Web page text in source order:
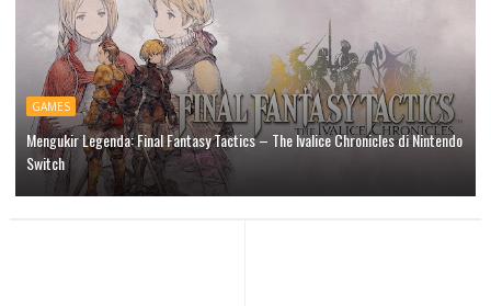
GAMES
Mengukir Legenda: Final Fantasy Tactics – The Ivalice Chronicles di Nintendo
Switch